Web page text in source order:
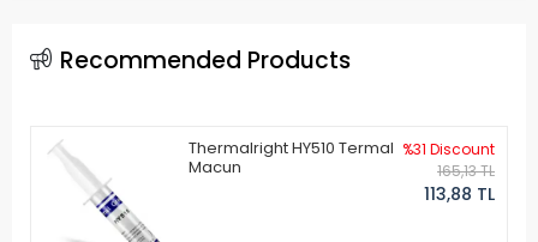
Recommended Products
Thermalright HY510 Termal
Macun
%31 Discount
165,13 TL
113,88 TL